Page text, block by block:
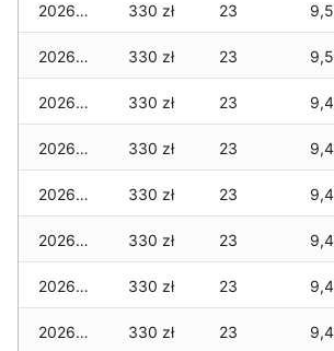
2026-03-27 330 zł 23
2026-03-26 330 zł 23
2026-03-25 330 zł 23
2026-03-24 330 zł 23
2026-03-23 330 zł 23
2026-03-22 330 zł 23
2026-03-21 330 zł 23
2026-03-20 330 zł 23